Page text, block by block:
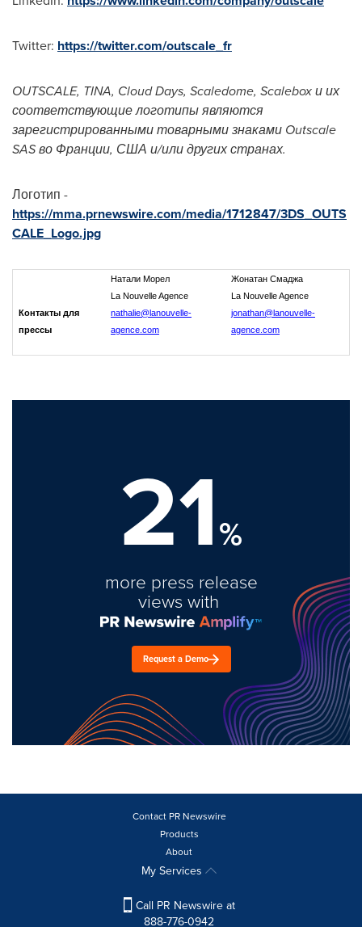
Twitter: https://twitter.com/outscale_fr
OUTSCALE, TINA, Cloud Days, Scaledome, Scalebox и их
соответствующие логотипы являются
зарегистрированными товарными знаками Outscale
SAS во Франции, США и/или других странах.
Логотип -
https://mma.prnewswire.com/media/1712847/3DS_OUTS
CALE_Logo.jpg
Контакты для
прессы
Натали Морел
La Nouvelle Agence
nathalie@lanouvelle-
agence.com
Жонатан Смаджа
La Nouvelle Agence
jonathan@lanouvelle-
agence.com
21%
more press release
views with
Request a Demo
Contact PR Newswire
Products
About
My Services
Call PR Newswire at
888-776-0942